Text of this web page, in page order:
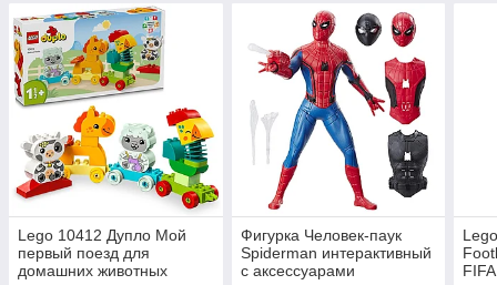
Lego 10412 Дупло Мой
первый поезд для
домашних животных
Фигурка Человек-паук
Spiderman интерактивный
с аксессуарами